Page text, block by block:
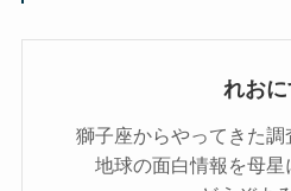
れお
獅子座からやってきた調
地球の面白情報を母星